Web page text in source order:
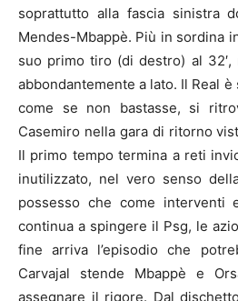
soprattutto alla fascia sinistra
Mendes-Mbappè. Più in sordina
suo primo tiro (di destro) al
abbondantemente a lato. Il Real
come se non bastasse, si
Casemiro nella gara di ritorno
Il primo tempo termina a reti
inutilizzato, nel vero senso
possesso che come interventi
continua a spingere il Psg, le
fine arriva l’episodio che
Carvajal stende Mbappè e
assegnare il rigore. Dal